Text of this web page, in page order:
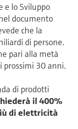
e lo Sviluppo
documento
che la
di persone.
pari alla metà
prossimi 30 anni.
di prodotti
il 400%
di elettricità